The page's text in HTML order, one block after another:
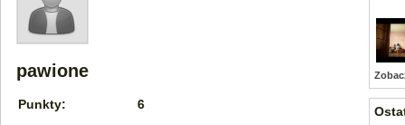
pawione
Punkty: 6